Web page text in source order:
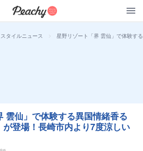
タイルニュース > 星野リゾート「界 雲仙」で体験す
雲仙」で体験する異国情緒香る
が登場！長崎市内より7度涼しい